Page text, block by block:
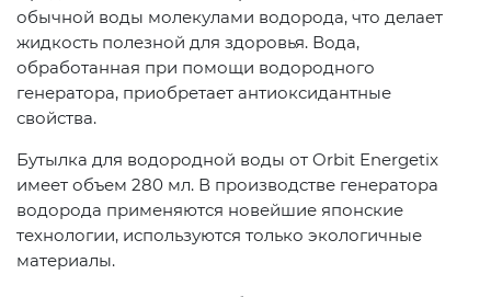
обычной воды молекулами водорода, что делает
жидкость полезной для здоровья. Вода,
обработанная при помощи водородного
генератора, приобретает антиоксидантные
свойства.
Бутылка для водородной воды от Orbit Energetix
имеет объем 280 мл. В производстве генератора
водорода применяются новейшие японские
технологии, используются только экологичные
материалы.